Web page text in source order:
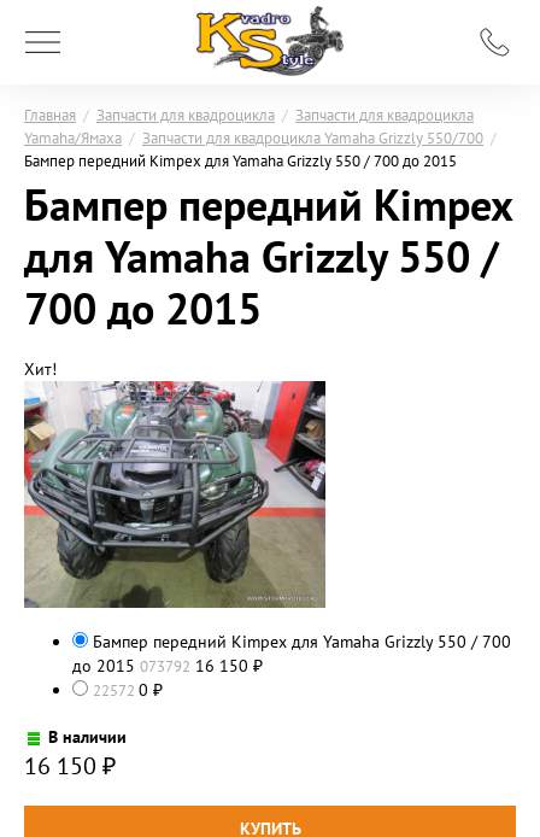
Главная / Запчасти для квадроцикла / Запчасти для квадроцикла
Yamaha/Ямаха / Запчасти для квадроцикла Yamaha Grizzly 550/700 /
Бампер передний Kimpex для Yamaha Grizzly 550 / 700 до 2015
Бампер передний Kimpex
для Yamaha Grizzly 550 /
700 до 2015
Хит!
Бампер передний Kimpex для Yamaha Grizzly 550 / 700
до 2015 073792 16 150 ₽
22572 0 ₽
В наличии
16 150 ₽